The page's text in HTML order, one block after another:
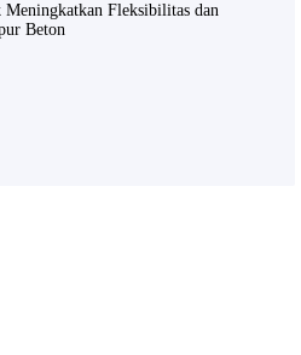
Fleksibilitas dan
Beton